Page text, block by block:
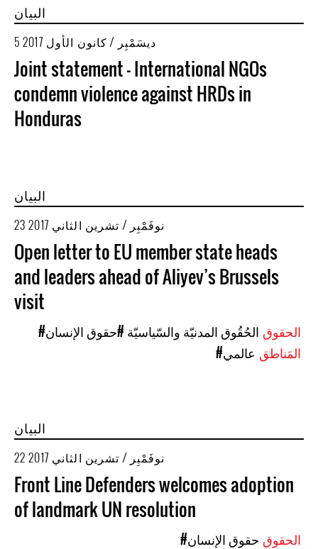
البيان
5 ديسَمْبِر / كانون الأول 2017
Joint statement - International NGOs
condemn violence against HRDs in
Honduras
البيان
23 نوفَمْبِر / تشرين الثاني 2017
Open letter to EU member state heads
and leaders ahead of Aliyev’s Brussels
visit
#الحُقُوق المدنيّة والسّياسيّة #حقوق الإنسان
#عالمي
البيان
22 نوفَمْبِر / تشرين الثاني 2017
Front Line Defenders welcomes adoption
of landmark UN resolution
#حقوق الإنسان